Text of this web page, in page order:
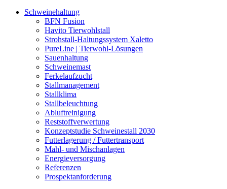
Schweinehaltung
BFN Fusion
Havito Tierwohlstall
Strohstall-Haltungssystem Xaletto
PureLine | Tierwohl-Lösungen
Sauenhaltung
Schweinemast
Ferkelaufzucht
Stallmanagement
Stallklima
Stallbeleuchtung
Abluftreinigung
Reststoffverwertung
Konzeptstudie Schweinestall 2030
Futterlagerung / Futtertransport
Mahl- und Mischanlagen
Energieversorgung
Referenzen
Prospektanforderung